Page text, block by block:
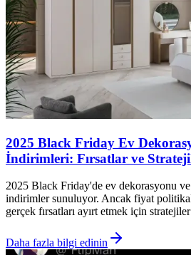
2025 Black Friday Ev
İndirimleri: Fırsatlar ve
2025 Black Friday'de ev dekorasyonu
indirimler sunuluyor. Ancak fiyat
gerçek fırsatları ayırt etmek için
Daha fazla bilgi edinin